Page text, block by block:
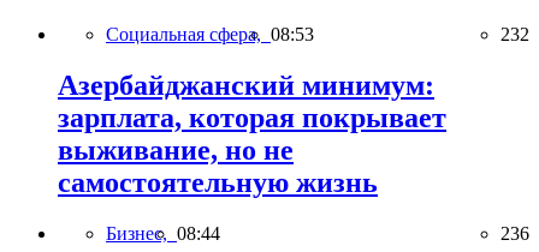
Социальная сфера, 08:53 232
Азербайджанский минимум:
зарплата, которая покрывает
выживание, но не
самостоятельную жизнь
Бизнес, 08:44 236